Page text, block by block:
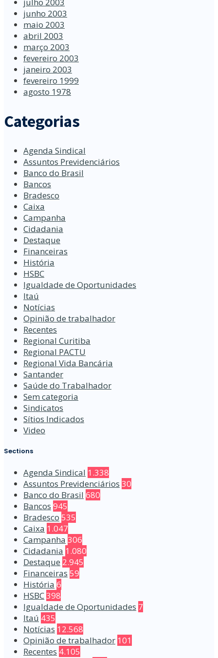
junho 2003
maio 2003
abril 2003
março 2003
fevereiro 2003
janeiro 2003
fevereiro 1999
agosto 1978
Categorias
Agenda Sindical
Assuntos Previdenciários
Banco do Brasil
Bancos
Bradesco
Caixa
Campanha
Cidadania
Destaque
Financeiras
História
HSBC
Igualdade de Oportunidades
Itaú
Notícias
Opinião de trabalhador
Recentes
Regional Curitiba
Regional PACTU
Regional Vida Bancária
Santander
Saúde do Trabalhador
Sem categoria
Sindicatos
Sítios Indicados
Video
Sections
Agenda Sindical 1.338
Assuntos Previdenciários 30
Banco do Brasil 680
Bancos 945
Bradesco 535
Caixa 1.047
Campanha 306
Cidadania 1.080
Destaque 2.945
Financeiras 59
História 6
HSBC398
Igualdade de Oportunidades 7
Itaú 435
Notícias 12.568
Opinião de trabalhador 101
Recentes 4.105